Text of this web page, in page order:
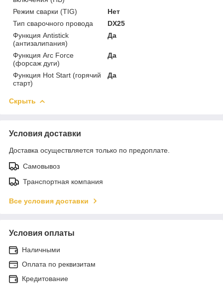
Режим сварки (TIG)
Нет
Тип сварочного провода
DX25
Функция Antistick
(антизалипания)
Да
Функция Arc Force
(форсаж дуги)
Да
Функция Hot Start (горячий
старт)
Да
Скрыть
Условия доставки
Доставка осуществляется только по предоплате.
Самовывоз
Транспортная компания
Все условия доставки
Условия оплаты
Наличными
Оплата по реквизитам
Кредитование